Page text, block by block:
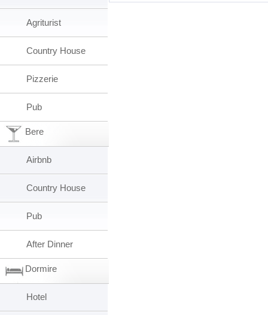
Agriturist
Country House
Pizzerie
Pub
Bere
Airbnb
Country House
Pub
After Dinner
Dormire
Hotel